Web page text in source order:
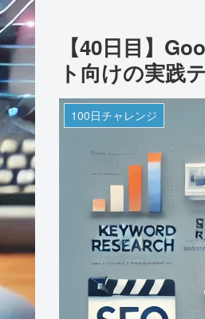
【40日目】
ト向けの実践
100日チャレンジ